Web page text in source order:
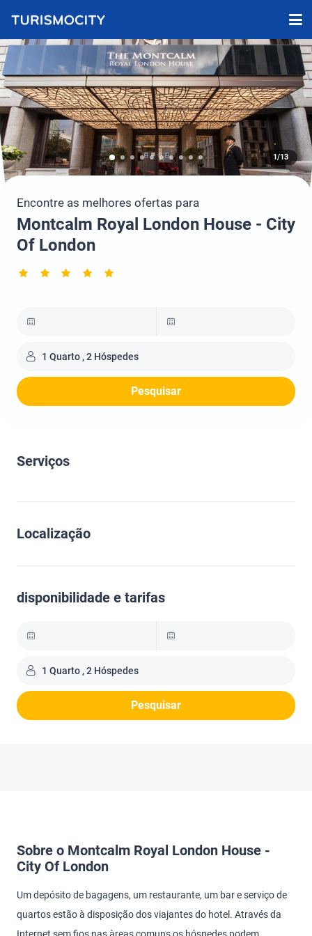
1/13
Encontre as melhores ofertas para
Montcalm Royal London House - City
Of London
1 Quarto , 2 Hóspedes
Pesquisar
Serviços
Localização
disponibilidade e tarifas
1 Quarto , 2 Hóspedes
Pesquisar
Sobre o Montcalm Royal London House -
City Of London
Um depósito de bagagens, um restaurante, um bar e serviço de
quartos estão à disposição dos viajantes do hotel. Através da